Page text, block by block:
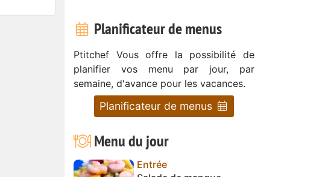
Planificateur de menus
Ptitchef Vous offre la possibilité de
planifier vos menu par jour, par
semaine, d'avance pour les vacances.
Planificateur de menus
Menu du jour
Entrée